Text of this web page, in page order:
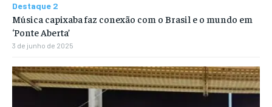
Destaque 2
Música capixaba faz conexão com o Brasil e o mundo em
‘Ponte Aberta’
3 de junho de 2025